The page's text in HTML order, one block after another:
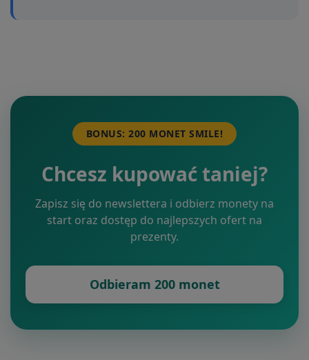
BONUS: 200 MONET SMILE!
Chcesz kupować taniej?
Zapisz się do newslettera i odbierz monety na
start oraz dostęp do najlepszych ofert na
prezenty.
Odbieram 200 monet